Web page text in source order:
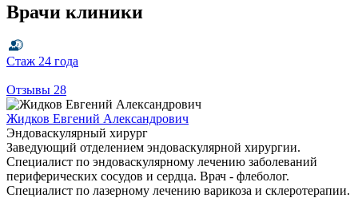
Врачи клиники
Стаж 24 года
Отзывы 28
Жидков Евгений Александрович
Эндоваскулярный хирург
Заведующий отделением эндоваскулярной хирургии.
Специалист по эндоваскулярному лечению заболеваний
периферических сосудов и сердца. Врач - флеболог.
Специалист по лазерному лечению варикоза и склеротерапии.